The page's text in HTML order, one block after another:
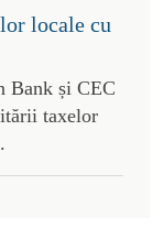
locale cu
Bank și CEC
taxelor